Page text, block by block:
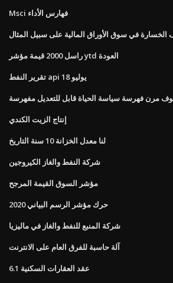
Msci فهارس الأداء
الخسارة في سوق الأوراق المالية على سبيل المثال
راسل 2000 قيمة مؤشر ytd العودة
تقرير النفط api يوليو 18
مرن فهرسة سياسة الحياة قابل للتعديل مفهرسة
إنتاج الزيت الكندي
لنا معدل الخزانة 10 سنة التاريخ
شركة النفط والغاز الكيروجين
مؤشر السوق القيمة المرجح
حرك مؤشر الرسم البياني 2020
شركة المنبع للنفط والغاز في ماليزيا
آلة حاسبة للفرق العام على الانترنت
عقد العقارات السكنية 6.1